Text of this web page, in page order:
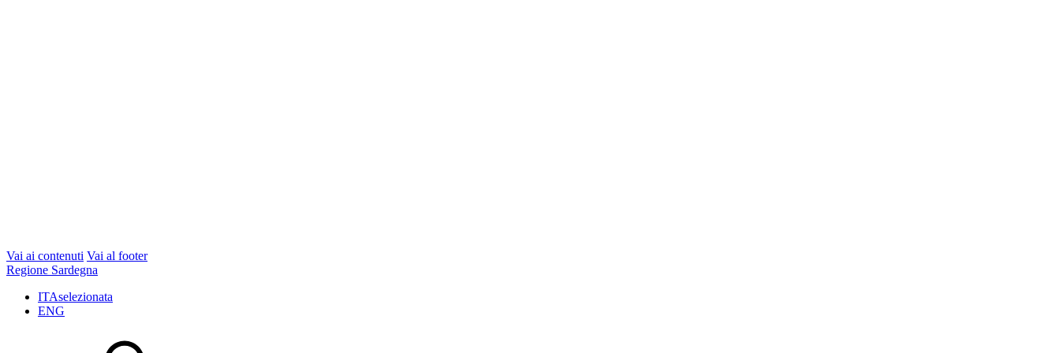
Vai ai contenuti Vai al footer
Regione Sardegna
ITAselezionata
ENG